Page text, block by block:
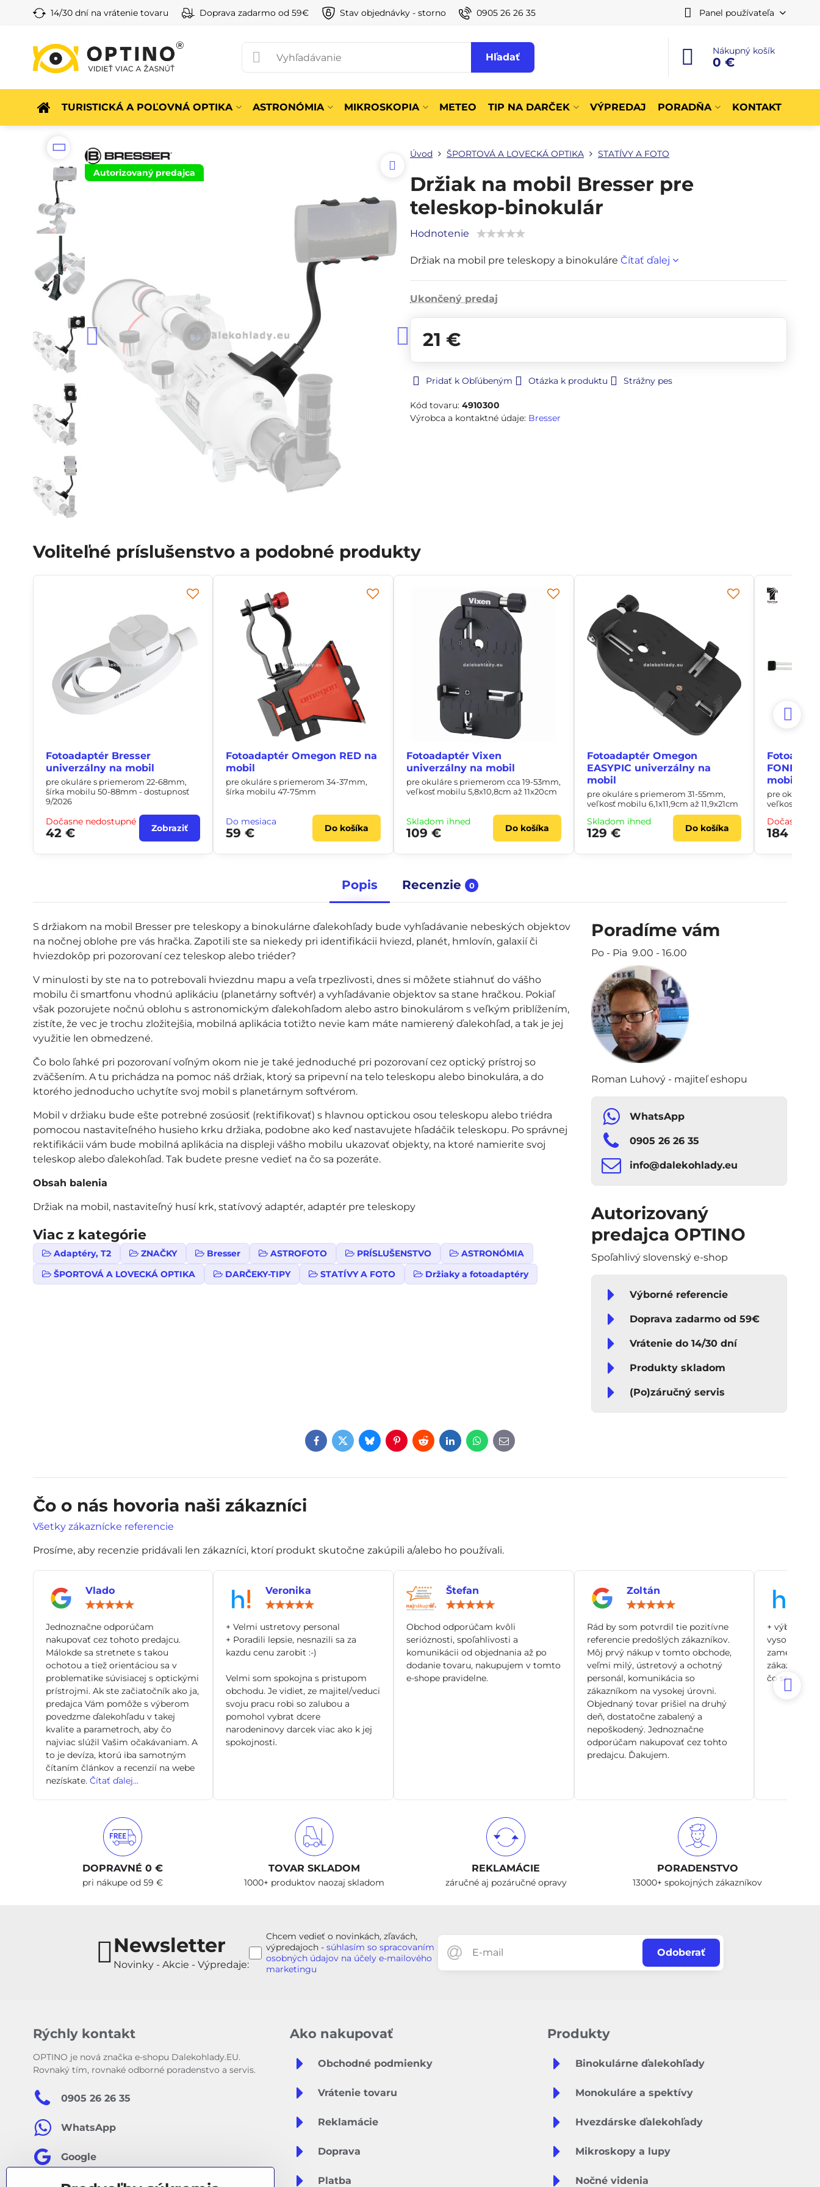
14/30 dní na vrátenie tovaru Doprava zadarmo od 59€ Stav objednávky - storno 0905 26 26 35 Panel používateľa
Hľadať
Nákupný košík
0 €
TURISTICKÁ A POĽOVNÁ OPTIKA ASTRONÓMIA MIKROSKOPIA METEO TIP NA DARČEK VÝPREDAJ PORADŇA KONTAKT
Autorizovaný predajca
Úvod ŠPORTOVÁ A LOVECKÁ OPTIKA STATÍVY A FOTO
Držiak na mobil Bresser pre
teleskop-binokulár
Hodnotenie
Držiak na mobil pre teleskopy a binokuláre Čítať ďalej
Ukončený predaj
21 €
Pridať k Obľúbeným Otázka k produktu Strážny pes
Kód tovaru: 4910300
Výrobca a kontaktné údaje: Bresser
Popis Recenzie 0
S držiakom na mobil Bresser pre teleskopy a binokulárne ďalekohľady bude vyhľadávanie nebeských objektov
na nočnej oblohe pre vás hračka. Zapotili ste sa niekedy pri identifikácii hviezd, planét, hmlovín, galaxií či
hviezdokôp pri pozorovaní cez teleskop alebo triéder?
V minulosti by ste na to potrebovali hviezdnu mapu a veľa trpezlivosti, dnes si môžete stiahnuť do vášho
mobilu či smartfonu vhodnú aplikáciu (planetárny softvér) a vyhľadávanie objektov sa stane hračkou. Pokiaľ
však pozorujete nočnú oblohu s astronomickým ďalekohľadom alebo astro binokulárom s veľkým priblížením,
zistíte, že vec je trochu zložitejšia, mobilná aplikácia totižto nevie kam máte namierený ďalekohľad, a tak je jej
využitie len obmedzené.
Čo bolo ľahké pri pozorovaní voľným okom nie je také jednoduché pri pozorovaní cez optický prístroj so
zväčšením. A tu prichádza na pomoc náš držiak, ktorý sa pripevní na telo teleskopu alebo binokulára, a do
ktorého jednoducho uchytíte svoj mobil s planetárnym softvérom.
Mobil v držiaku bude ešte potrebné zosúosiť (rektifikovať) s hlavnou optickou osou teleskopu alebo triédra
pomocou nastaviteľného husieho krku držiaka, podobne ako keď nastavujete hľadáčik teleskopu. Po správnej
rektifikácii vám bude mobilná aplikácia na displeji vášho mobilu ukazovať objekty, na ktoré namierite svoj
teleskop alebo ďalekohľad. Tak budete presne vedieť na čo sa pozeráte.
Obsah balenia
Držiak na mobil, nastaviteľný husí krk, statívový adaptér, adaptér pre teleskopy
Viac z kategórie
Adaptéry, T2 ZNAČKY Bresser ASTROFOTO PRÍSLUŠENSTVO
ASTRONÓMIA
ŠPORTOVÁ A LOVECKÁ OPTIKA
DARČEKY-TIPY STATÍVY A FOTO Držiaky a fotoadaptéry
Poradíme vám
Po - Pia 9.00 - 16.00
Roman Luhový - majiteľ eshopu
WhatsApp
0905 26 26 35
info​​@dalekohlady​​.eu
Autorizovaný
predajca OPTINO
Spoľahlivý slovenský e-shop
Výborné referencie
Doprava zadarmo od 59€
Vrátenie do 14/30 dní
Produkty skladom
(Po)záručný servis
Facebook
TwitterBlueskyPinterest
RedditLinkedInWhatsApp
E-
mail
Voliteľné príslušenstvo a podobné produkty
Fotoadaptér Bresser
univerzálny na mobil
pre okuláre s priemerom 22-68mm,
šírka mobilu 50-88mm - dostupnosť
9/2026
Dočasne nedostupné
42 € Zobraziť
Fotoadaptér Omegon RED na
mobil
pre okuláre s priemerom 34-37mm,
šírka mobilu 47-75mm
Do mesiaca
59 € Do košíka
Fotoadaptér Vixen
univerzálny na mobil
pre okuláre s priemerom cca 19-53mm,
veľkosť mobilu 5,8x10,8cm až 11x20cm
Skladom ihneď
109 € Do košíka
Fotoadaptér Omegon
EASYPIC univerzálny na
mobil
pre okuláre s priemerom 31-55mm,
veľkosť mobilu 6,1x11,9cm až 11,9x21cm
Skladom ihneď
129 € Do košíka
mobil
pre okuláre
veľkosť
Dočasne
184 €
Čo o nás hovoria naši zákazníci
Všetky zákaznícke referencie
Prosíme, aby recenzie pridávali len zákazníci, ktorí produkt skutočne zakúpili a/alebo ho používali.
Vlado
5
Jednoznačne odporúčam
nakupovať cez tohoto predajcu.
Málokde sa stretnete s takou
ochotou a tiež orientáciou sa v
problematike súvisiacej s optickými
prístrojmi. Ak ste začiatočník ako ja,
predajca Vám pomôže s výberom
povedzme ďalekohľadu v takej
kvalite a parametroch, aby čo
najviac slúžil Vašim očakávaniam. A
to je devíza, ktorú iba samotným
čítaním článkov a recenzií na webe
nezískate. Čítať ďalej...
Veronika
+ Velmi ustretovy personal
+ Poradili lepsie, nesnazili sa za
kazdu cenu zarobit :-)
Velmi som spokojna s pristupom
obchodu. Je vidiet, ze majitel/veduci
svoju pracu robi so zalubou a
pomohol vybrat dcere
narodeninovy darcek viac ako k jej
spokojnosti.
Štefan
Obchod odporúčam kvôli
serióznosti, spoľahlivosti a
komunikácii od objednania až po
dodanie tovaru, nakupujem v tomto
e-shope pravidelne.
Zoltán
/
5
Rád by som potvrdil tie pozitívne
referencie predošlých zákazníkov.
Môj prvý nákup v tomto obchode,
veľmi milý, ústretový a ochotný
personál, komunikácia so
zákazníkom na vysokej úrovni.
Objednaný tovar prišiel na druhý
deň, dostatočne zabalený a
nepoškodený. Jednoznačne
odporúčam nakupovať cez tohto
predajcu. Ďakujem.
+ výborný
vysoko
zamerané
zákazníka,
čo sa dá.
DOPRAVNÉ 0 €
pri nákupe od 59 €
TOVAR SKLADOM
1000+ produktov naozaj skladom
REKLAMÁCIE
záručné aj pozáručné opravy
PORADENSTVO
13000+ spokojných zákazníkov
Newsletter
Novinky - Akcie - Výpredaje:
Odoberať
Chcem vedieť o novinkách, zľavách,
výpredajoch -súhlasím so spracovaním
osobných údajov na účely e-mailového
marketingu
Rýchly kontakt
OPTINO je nová značka e-shopu Dalekohlady.EU.
Rovnaký tím, rovnaké odborné poradenstvo a servis.
0905 26 26 35
WhatsApp
Google
Ako nakupovať
Obchodné podmienky
Vrátenie tovaru
Reklamácie
Doprava
Platba
Produkty
Binokulárne ďalekohľady
Monokuláre a spektívy
Hvezdárske ďalekohľady
Mikroskopy a lupy
Nočné videnia